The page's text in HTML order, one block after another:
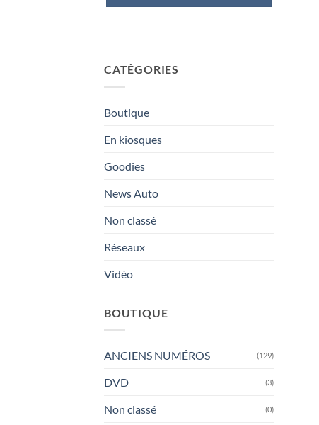
CATÉGORIES
Boutique
En kiosques
Goodies
News Auto
Non classé
Réseaux
Vidéo
BOUTIQUE
ANCIENS NUMÉROS (129)
DVD (3)
Non classé (0)